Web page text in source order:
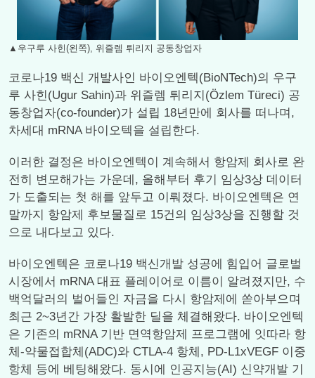
▲우구루 사힌(왼쪽), 위즐렘 튀리지 공동창업자
코로나19 백신 개발사인 바이오엔텍(BioNTech)의 우구
루 사힌(Ugur Sahin)과 위즐렘 튀리지(Özlem Türeci) 공
동창업자(co-founder)가 설립 18년만에 회사를 떠나며,
차세대 mRNA 바이오텍을 설립한다.
이러한 결정은 바이오엔텍이 계속해서 항암제 회사로 완
전히 변모해가는 가운데, 올해부터 후기 임상3상 데이터
가 도출되는 첫 해를 앞두고 이뤄졌다. 바이오엔텍은 연
말까지 항암제 후보물질로 15건의 임상3상을 진행할 것
으로 내다보고 있다.
바이오엔텍은 코로나19 백신개발 성공에 힘입어 글로벌
시장에서 mRNA 대표 플레이어로 이름이 알려졌지만, 수
백억달러의 벌어들인 자금을 다시 항암제에 쏟아부으며
최근 2~3년간 가장 활발한 딜을 체결해왔다. 바이오엔텍
은 기존의 mRNA 기반 면역항암제 프로그램에 잇따라 항
체-약물접합체(ADC)와 CTLA-4 항체, PD-L1xVEGF 이중
항체 등에 베팅해왔다. 동시에 인공지능(AI) 신약개발 기